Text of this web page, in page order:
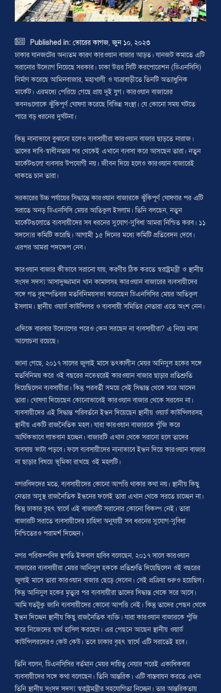
 Published in:ভোরের কাগজ, জুন ১০, ২০২৩
ঢাকার যানজটের অন্যতম কারণ কারওয়ান বাজার আড়ত। যানজট কমাতে এটি
সরানোর উদ্যোগ নিয়েছে সরকার। ঢাকা উত্তর সিটি করপোরেশন (ডিএনসিসি)
নির্মাণ করেছে আমিনবাজার, মহাখালী ও যাত্রাবাড়ীতে তিনটি অত্যাধুনিক
মার্কেট। এরমধ্যে পেরিয়ে গেছে প্রায় দুই যুগ। কারওয়ান বাজারের
ভবনগুলোকে ঝুঁকিপূর্ণ ঘোষণা করেছে বিভিন্ন সংস্থা। যে কোনো সময় ঘটতে
পারে বড় ধরনের দুর্ঘটনা।
কিন্তু নানাভাবে বুঝানো হলেও ব্যবসায়ীরা কারওয়ান বাজার ছাড়তে নারাজ।
তাদের দাবি-স্বাধীনতার পর থেকেই এখানে ব্যবসা করে আসছেন তারা। নতুন
মার্কেটগুলো ব্যবসার উপযোগী নয়। জীবন দিয়ে হলেও কারওয়ান বাজারেই
থাকতে চান তারা।
সরকারের উচ্চ পর্যায়ের সিদ্ধান্তে কারওয়ান বাজারকে ঝুঁকিপূর্ণ ঘোষণার পর এটি
সরাতে অনড় ডিএনসিসি মেয়র আতিকুল ইসলাম। তিনি বলছেন, নতুন
মার্কেটগুলোতে ব্যবসায়ীদের সব ধরনের সুযোগ-সুবিধা আমরা নিশ্চিত করব। ১১
সদস্যের কমিটি করেছি। আগামী ১৫ দিনের মধ্যে কমিটি প্রতিবেদন দেবে।
এরপর আমরা পদক্ষেপ নেব।
কারওয়ান বাজার কীভাবে সরানো যায়, করণীয় ঠিক করতে স্বরাষ্ট্রমন্ত্রী ও স্থানীয়
সংসদ সদস্য আসাদুজ্জামান খান কামালসহ কারওয়ান বাজারের ব্যবসায়ীদের
সঙ্গে গত বৃহস্পতিবার মতবিনিময়সভা করেছেন ডিএনসিসির মেয়র আতিকুল
ইসলাম। স্থানীয় ওয়ার্ড কাউন্সিলর ও ব্যবসায়ী সমিতির নেতারা এতে অংশ নেন।
এদিকে বারবার উদ্যোগের পরেও কেন সরছেন না ব্যবসায়ীরা? এ নিয়ে নানা
আলোচনা রয়েছে।
জানা গেছে, ২০১৭ সালের জুলাই মাসে তৎকালীন মেয়র আনিসুল হকের সঙ্গে
মতবিনিময় করে ওই বছরের নভেম্বরেই কারওয়ান বাজার ছাড়ার প্রতিশ্রুতি
দিয়েছিলেন ব্যবসায়ীরা। কিন্তু পরবর্তী সময়ে সেই সিদ্ধান্ত থেকে সরে আসেন
তারা। ঘোষণা দিয়েছেন কোনোভাবেই কারওয়ান বাজার থেকে সরবেন না।
ব্যবসায়ীদের এই সিদ্ধান্ত পরিবর্তনে ইন্ধন দিয়েছেন স্থানীয় ওয়ার্ড কাউন্সিলরসহ
স্থানীয় একটি রাজনৈতিক মহল। যারা কারওয়ান বাজারকে পুঁজি করে
আর্থিকভাবে লাভবান হচ্ছেন। বাজারটি এখান থেকে সরানো হলে তাদের
ব্যবসায় ভাটা পড়বে। ফলে ব্যবসায়ীদের নানাভাবে ইন্ধন দিয়ে কারওয়ান বাজার
না ছাড়ার বিষয়ে ভূমিকা রাখছে ওই মহলটি।
নগরবিদদের মতে, ব্যবসায়ীদের কোনো আপত্তি থাকার কথা নয়। স্থানীয় কিছু
নেতার অসুস্থ রাজনৈতিক ইন্ধনের ফলেই তারা এখান থেকে সরতে চাচ্ছেন না।
কিন্তু ঢাকার বৃহৎ স্বার্থে এই বাজারটি সরানোর কোনো বিকল্প নেই। তারা
বাজারটি সরাতে ব্যবসায়ীদের চাহিদা অনুযায়ী সব ধরনের সুযোগ-সুবিধা
নিশ্চিতেরও পরামর্শ দিচ্ছেন।
নগর পরিকল্পবিদ স্থপতি ইকবাল হাবিব বলেছেন, ২০১৭ সালে কারওয়ান
বাজারের ব্যবসায়ীরা মেয়র আনিসুল হককে প্রতিশ্রুতি দিয়েছিলেন ওই বছরের
জুলাই মাসে তারা কারওয়ান বাজার ছেড়ে দেবেন। সেই প্রক্রিয়া শুরুও হয়েছিল।
কিন্তু আনিসুল হকের মৃত্যুর পর ব্যবসায়ীরা তাদের সিদ্ধান্ত থেকে সরে আসে।
আমি যতটুকু জানি ব্যবসায়ীদের কোনো আপত্তি নেই। কিন্তু তাদের পেছন থেকে
ইন্ধন দিচ্ছেন স্থানীয় কিছু রাজনৈতিক ব্যক্তি। যারা কারওয়ান বাজারকে পুঁজি
করে নিজেদের স্বার্থ হাসিল করছেন। এর পেছনে আছেন স্থানীয় ওয়ার্ড
কাউন্সিলরদেরও কেউ কেউ। তবে ঢাকার বৃহৎ স্বার্থে এটি সরাতেই হবে।
তিনি বলেন, ডিএনসিসির বর্তমান মেয়র দায়িত্ব নেয়ার পরেই একাধিকবার
ব্যবসায়ীদের সঙ্গে কথা বলেছেন। তিনি আন্তরিক। এটি বাস্তবায়ন করতে এখন
তিনি স্থানীয় সংসদ সদস্য স্বরাষ্ট্রমন্ত্রীর সহযোগিতা নিচ্ছেন। তার আন্তরিকতায়